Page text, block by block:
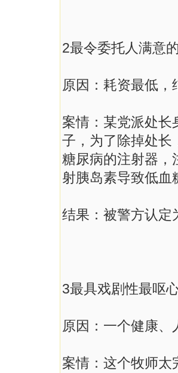
2最令委托人满意
原因：耗资最低，
案情：某党派处长
子，为了除掉处长
糖尿病的注射器，
射胰岛素导致低血
结果：被警方认定
3最具戏剧性最呕
原因：一个健康
案情：这个牧师太